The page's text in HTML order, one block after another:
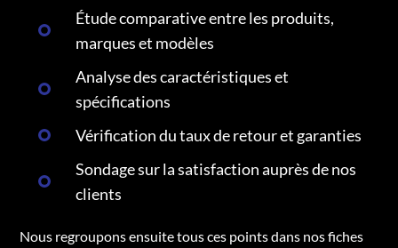
Étude comparative entre les produits,
marques et modèles
Analyse des caractéristiques et
spécifications
Vérification du taux de retour et garanties
Sondage sur la satisfaction auprès de nos
clients
Nous regroupons ensuite tous ces points dans nos fiches